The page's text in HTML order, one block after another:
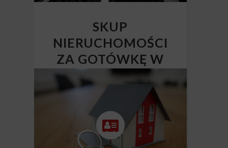
SKUP
NIERUCHOMOŚCI
ZA GOTÓWKĘ W
CAŁEJ POLSCE
Skup nieruchomości Polska